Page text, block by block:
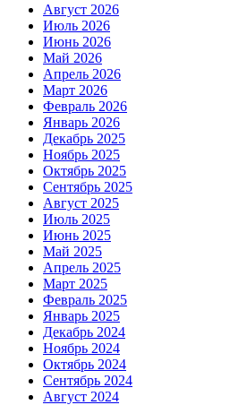
Август 2026
Июль 2026
Июнь 2026
Май 2026
Апрель 2026
Март 2026
Февраль 2026
Январь 2026
Декабрь 2025
Ноябрь 2025
Октябрь 2025
Сентябрь 2025
Август 2025
Июль 2025
Июнь 2025
Май 2025
Апрель 2025
Март 2025
Февраль 2025
Январь 2025
Декабрь 2024
Ноябрь 2024
Октябрь 2024
Сентябрь 2024
Август 2024